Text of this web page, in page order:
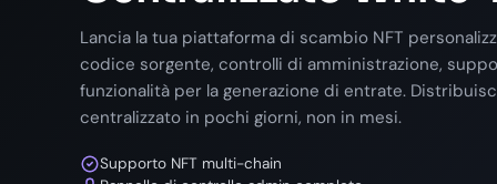
Lancia la tua piattaforma di scambio NFT
codice sorgente, controlli di amministrazione,
funzionalità per la generazione di entrate.
centralizzato in pochi giorni, non in mesi.
Supporto NFT multi-chain